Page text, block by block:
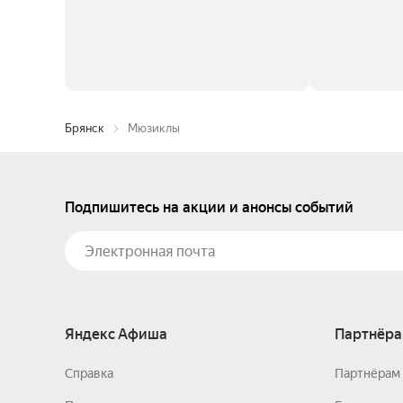
Брянск Мюзиклы
Подпишитесь на акции и анонсы событий
Яндекс Афиша
Справка Партнёрам